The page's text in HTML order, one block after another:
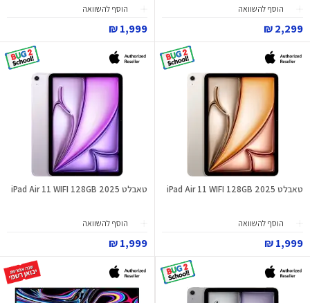
הוסף להשוואה
2,299 ₪
הוסף להשוואה
1,999 ₪
טאבלט iPad Air 11 WIFI 128GB 2025
הוסף להשוואה
1,999 ₪
טאבלט iPad Air 11 WIFI 128GB 2025
הוסף להשוואה
1,999 ₪